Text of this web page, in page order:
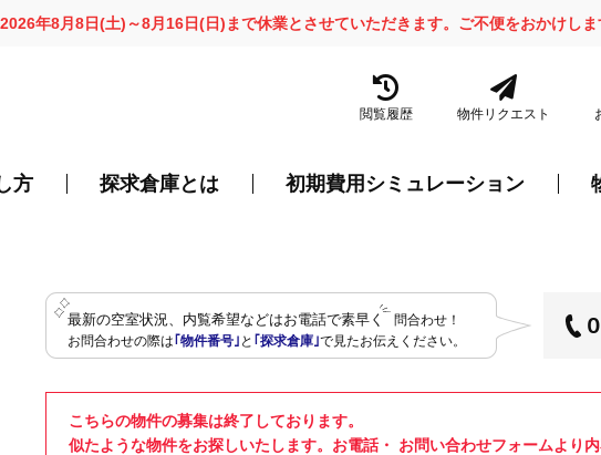
年8月8日(土)～8月16日(日)まで休業とさせていただきます。ご不便をおかけしま
閲覧履歴 物件リクエスト
方 探求倉庫とは 初期費用シミュレーション
最新の空室状況、内覧希望などはお電話で素早く
問合わせ！
お問合わせの際は｢物件番号｣ と ｢探求倉庫｣で見たお伝えください。
こちらの物件の募集は終了しております。
似たような物件をお探しいたします。お電話・ お問い合わせフォームより